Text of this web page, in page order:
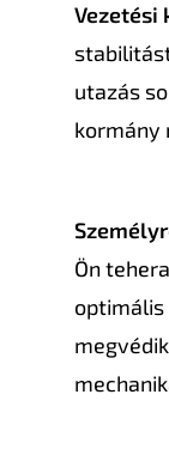
Vezetési
utazás
kormány
Ön